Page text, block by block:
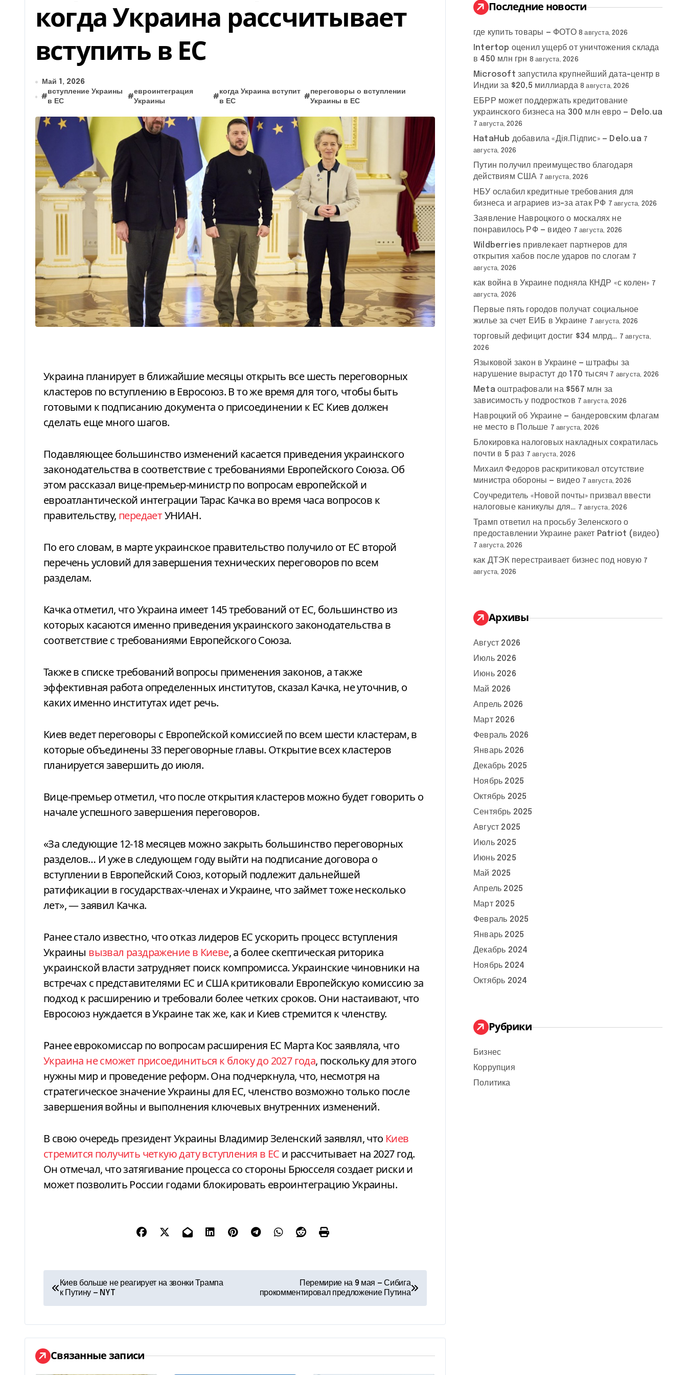
когда Украина рассчитывает
вступить в ЕС
Май 1, 2026
#
вступление Украины
в ЕС
#
евроинтеграция
Украины
#
когда Украина вступит
в ЕС
#
переговоры о вступлении
Украины в ЕС
Украина планирует в ближайшие месяцы открыть все шесть переговорных
кластеров по вступлению в Евросоюз. В то же время для того, чтобы быть
готовыми к подписанию документа о присоединении к ЕС Киев должен
сделать еще много шагов.
Подавляющее большинство изменений касается приведения украинского
законодательства в соответствие с требованиями Европейского Союза. Об
этом рассказал вице-премьер-министр по вопросам европейской и
евроатлантической интеграции Тарас Качка во время часа вопросов к
правительству, передаетУНИАН.
По его словам, в марте украинское правительство получило от ЕС второй
перечень условий для завершения технических переговоров по всем
разделам.
Качка отметил, что Украина имеет 145 требований от ЕС, большинство из
которых касаются именно приведения украинского законодательства в
соответствие с требованиями Европейского Союза.
Также в списке требований вопросы применения законов, а также
эффективная работа определенных институтов, сказал Качка, не уточнив, о
каких именно институтах идет речь.
Киев ведет переговоры с Европейской комиссией по всем шести кластерам, в
которые объединены 33 переговорные главы. Открытие всех кластеров
планируется завершить до июля.
Вице-премьер отметил, что после открытия кластеров можно будет говорить о
начале успешного завершения переговоров.
«За следующие 12-18 месяцев можно закрыть большинство переговорных
разделов… И уже в следующем году выйти на подписание договора о
вступлении в Европейский Союз, который подлежит дальнейшей
ратификации в государствах-членах и Украине, что займет тоже несколько
лет», — заявил Качка.
Ранее стало известно, что отказ лидеров ЕС ускорить процесс вступления
Украины вызвал раздражение в Киеве, а более скептическая риторика
украинской власти затрудняет поиск компромисса. Украинские чиновники на
встречах с представителями ЕС и США критиковали Европейскую комиссию за
подход к расширению и требовали более четких сроков. Они настаивают, что
Евросоюз нуждается в Украине так же, как и Киев стремится к членству.
Ранее еврокомиссар по вопросам расширения ЕС Марта Кос заявляла, что
Украина не сможет присоединиться к блоку до 2027 года, поскольку для этого
нужны мир и проведение реформ. Она подчеркнула, что, несмотря на
стратегическое значение Украины для ЕС, членство возможно только после
завершения войны и выполнения ключевых внутренних изменений.
В свою очередь президент Украины Владимир Зеленский заявлял, что Киев
стремится получить четкую дату вступления в ЕС и рассчитывает на 2027 год.
Он отмечал, что затягивание процесса со стороны Брюсселя создает риски и
может позволить России годами блокировать евроинтеграцию Украины.
Н
а
в
и
г
Киев больше не реагирует на звонки Трампа
к Путину — NYT
Перемирие на 9 мая — Сибига
прокомментировал предложение Путина
Связанные записи
:
Последние новости
где купить товары — ФОТО 8 августа, 2026
Intertop оценил ущерб от уничтожения склада
в 450 млн грн 8 августа, 2026
Microsoft запустила крупнейший дата-центр в
Индии за $20,5 миллиарда 8 августа, 2026
ЕБРР может поддержать кредитование
украинского бизнеса на 300 млн евро — Delo.ua
7 августа, 2026
HataHub добавила «Дія.Підпис» — Delo.ua 7
августа, 2026
Путин получил преимущество благодаря
действиям США 7 августа, 2026
НБУ ослабил кредитные требования для
бизнеса и аграриев из-за атак РФ 7 августа, 2026
Заявление Навроцкого о москалях не
понравилось РФ — видео 7 августа, 2026
Wildberries привлекает партнеров для
открытия хабов после ударов по слогам 7
августа, 2026
как война в Украине подняла КНДР «с колен» 7
августа, 2026
Первые пять городов получат социальное
жилье за счет ЕИБ в Украине 7 августа, 2026
торговый дефицит достиг $34 млрд… 7 августа,
2026
Языковой закон в Украине — штрафы за
нарушение вырастут до 170 тысяч 7 августа, 2026
Meta оштрафовали на $567 млн за
зависимость у подростков 7 августа, 2026
Навроцкий об Украине — бандеровским флагам
не место в Польше 7 августа, 2026
Блокировка налоговых накладных сократилась
почти в 5 раз 7 августа, 2026
Михаил Федоров раскритиковал отсутствие
министра обороны — видео 7 августа, 2026
Соучредитель «Новой почты» призвал ввести
налоговые каникулы для… 7 августа, 2026
Трамп ответил на просьбу Зеленского о
предоставлении Украине ракет Patriot (видео)
7 августа, 2026
как ДТЭК перестраивает бизнес под новую 7
августа, 2026
Архивы
Август 2026
Июль 2026
Июнь 2026
Май 2026
Апрель 2026
Март 2026
Февраль 2026
Январь 2026
Декабрь 2025
Ноябрь 2025
Октябрь 2025
Сентябрь 2025
Август 2025
Июль 2025
Июнь 2025
Май 2025
Апрель 2025
Март 2025
Февраль 2025
Январь 2025
Декабрь 2024
Ноябрь 2024
Октябрь 2024
Рубрики
Бизнес
Коррупция
Политика